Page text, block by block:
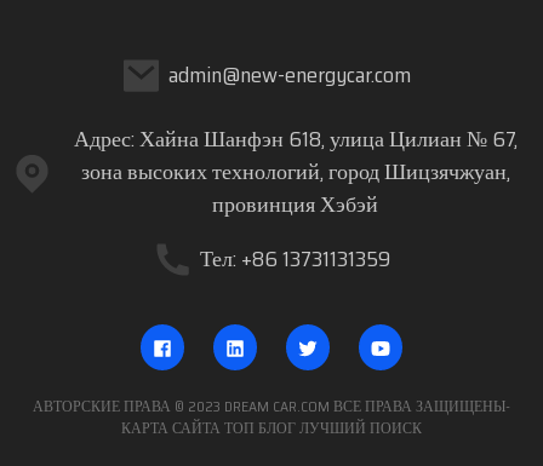
admin@new-energycar.com
Адрес: Хайна Шанфэн 618, улица Цилиан № 67,
зона высоких технологий, город Шицзячжуан,
провинция Хэбэй
Тел: +86 13731131359
АВТОРСКИЕ ПРАВА © 2023 DREAM CAR.COM ВСЕ ПРАВА ЗАЩИЩЕНЫ-
КАРТА САЙТА ТОП БЛОГЛУЧШИЙ ПОИСК